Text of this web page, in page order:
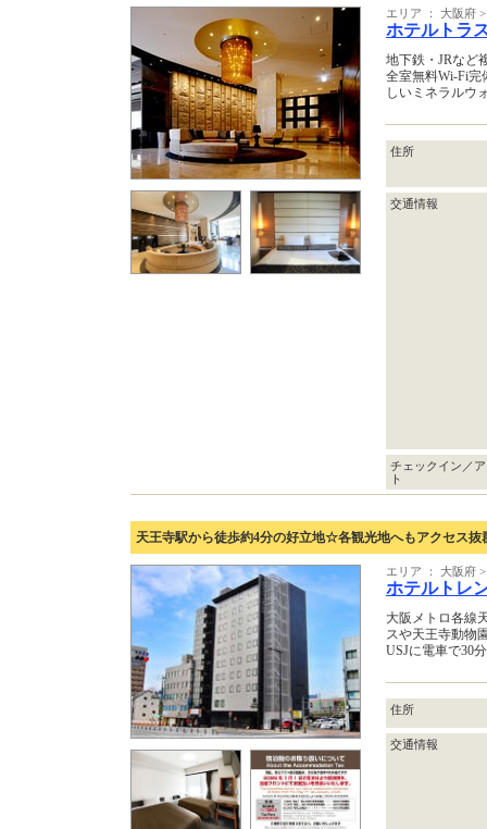
エリア ： 大阪府
ホテルトラ
地下鉄・JRなど
全室無料Wi-Fi完
しいミネラルウ
住所
交通情報
チェックイン／
ト
天王寺駅から徒歩約4分の好立地☆各観光地へもアクセス抜
エリア ： 大阪府
ホテルトレ
大阪メトロ各線
スや天王寺動物
USJに電車で30
住所
交通情報